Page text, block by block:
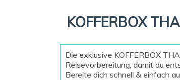
KOFFERBOX
Die exklusive KOFFERBOX
Reisevorbereitung, damit du
Bereite dich schnell & einfach